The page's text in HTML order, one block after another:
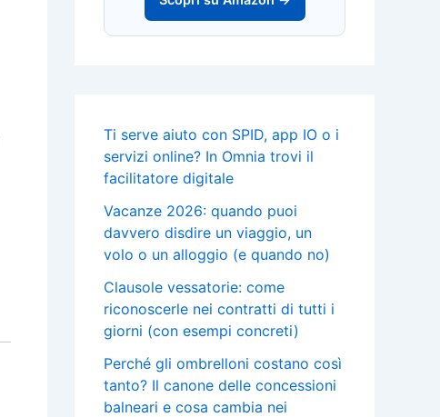
Ti serve aiuto con SPID, app IO o i
servizi online? In Omnia trovi il
facilitatore digitale
Vacanze 2026: quando puoi
davvero disdire un viaggio, un
volo o un alloggio (e quando no)
Clausole vessatorie: come
riconoscerle nei contratti di tutti i
giorni (con esempi concreti)
Perché gli ombrelloni costano così
tanto? Il canone delle concessioni
balneari e cosa cambia nei